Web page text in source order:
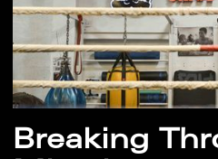
Breaking